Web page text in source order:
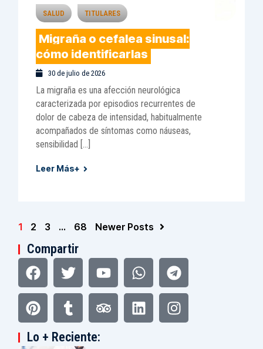
SALUD TITULARES
Migraña o cefalea sinusal:
cómo identificarlas
30 de julio de 2026
La migraña es una afección neurológica
caracterizada por episodios recurrentes de
dolor de cabeza de intensidad, habitualmente
acompañados de síntomas como náuseas,
sensibilidad […]
Leer Más+
1 2 3 … 68 Newer Posts
Compartir
Facebook
TwitterYoutubeWhatsappTelegram
Pinterest
TumblrTripadvisor
LinkedinInstagram
Lo + Reciente: